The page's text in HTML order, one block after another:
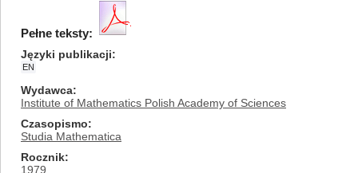
Pełne teksty:
Języki publikacji
EN
Wydawca
Institute of Mathematics Polish Academy of Sciences
Czasopismo
Studia Mathematica
Rocznik
1979